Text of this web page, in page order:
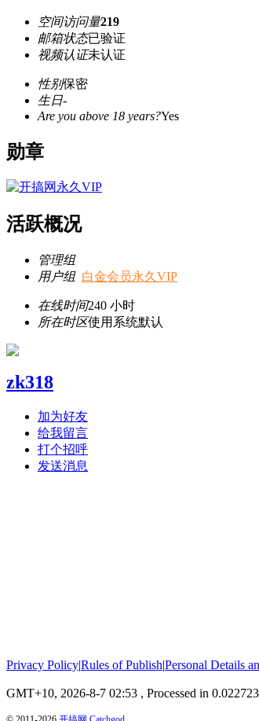
空间访问量219
邮箱状态已验证
视频认证未认证
性别保密
生日-
Are you above 18 years?Yes
勋章
活跃概况
管理组
用户组 白金会员永久VIP
在线时间240 小时
所在时区使用系统默认
zk318
加为好友
给我留言
打个招呼
发送消息
Privacy Policy|Rules of Publish|Personal Details
GMT+10, 2026-8-7 02:53 , Processed in